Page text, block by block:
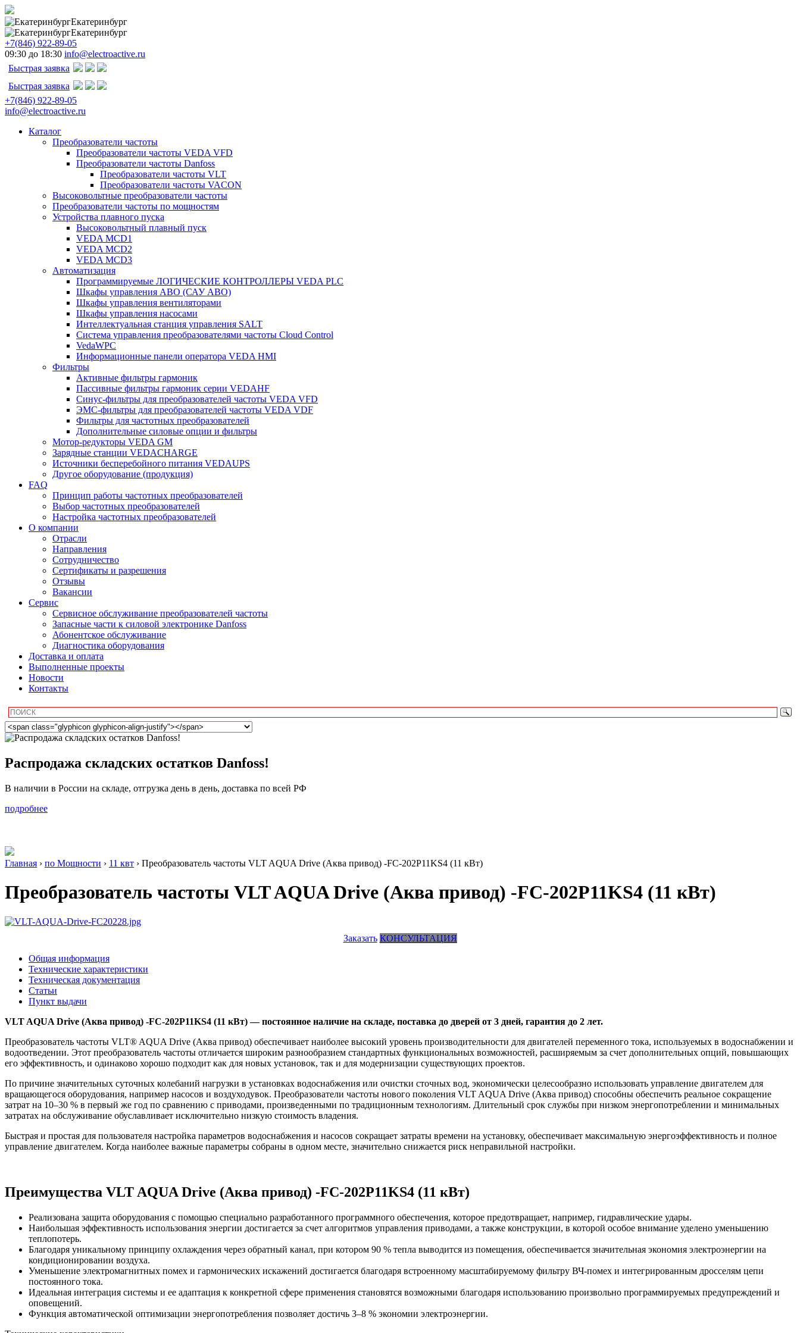
Екатеринбург
Екатеринбург
+7(846) 922-89-05
09:30 до 18:30 info@electroactive.ru
Быстрая заявка
Быстрая заявка
+7(846) 922-89-05
info@electroactive.ru
Каталог
Преобразователи частоты
Преобразователи частоты VEDA VFD
Преобразователи частоты Danfoss
Преобразователи частоты VLT
Преобразователи частоты VACON
Высоковольтные преобразователи частоты
Преобразователи частоты по мощностям
Устройства плавного пуска
Высоковольтный плавный пуск
VEDA MCD1
VEDA MCD2
VEDA MCD3
Автоматизация
Программируемые ЛОГИЧЕСКИЕ КОНТРОЛЛЕРЫ VEDA PLC
Шкафы управления АВО (САУ АВО)
Шкафы управления вентиляторами
Шкафы управления насосами
Интеллектуальная станция управления SALT
Система управления преобразователями частоты Cloud Control
VedaWPC
Информационные панели оператора VEDA HMI
Фильтры
Активные фильтры гармоник
Пассивные фильтры гармоник серии VEDAHF
Синус-фильтры для преобразователей частоты VEDA VFD
ЭМС-фильтры для преобразователей частоты VEDA VDF
Фильтры для частотных преобразователей
Дополнительные силовые опции и фильтры
Мотор-редукторы VEDA GM
Зарядные станции VEDACHARGE
Источники бесперебойного питания VEDAUPS
Другое оборудование (продукция)
FAQ
Принцип работы частотных преобразователей
Выбор частотных преобразователей
Настройка частотных преобразователей
О компании
Отрасли
Направления
Сотрудничество
Сертификаты и разрешения
Отзывы
Вакансии
Сервис
Сервисное обслуживание преобразователей частоты
Запасные части к силовой электронике Danfoss
Абонентское обслуживание
Диагностика оборудования
Доставка и оплата
Выполненные проекты
Новости
Контакты
Распродажа складских остатков Danfoss!
В наличии в России на складе, отгрузка день в день, доставка по всей РФ
подробнее
Главная › по Мощности › 11 квт › Преобразователь частоты VLT AQUA Drive (Аква привод) -FC-202P11KS4 (11 кВт)
Преобразователь частоты VLT AQUA Drive (Аква привод) -FC-202P11KS4 (11 кВт)
Заказать КОНСУЛЬТАЦИЯ
Общая информация
Технические характеристики
Техническая документация
Статьи
Пункт выдачи
VLT AQUA Drive (Аква привод) -FC-202P11KS4 (11 кВт) — постоянное наличие на складе, поставка до дверей от 3 дней, гарантия до 2 лет.
Преобразователь частоты VLT® AQUA Drive (Аква привод) обеспечивает наиболее высокий уровень производительности для двигателей переменного тока, используемых в водоснабжении и
водоотведении. Этот преобразователь частоты отличается широким разнообразием стандартных функциональных возможностей, расширяемым за счет дополнительных опций, повышающих
его эффективность, и одинаково хорошо подходит как для новых установок, так и для модернизации существующих проектов.
По причине значительных суточных колебаний нагрузки в установках водоснабжения или очистки сточных вод, экономически целесообразно использовать управление двигателем для
вращающегося оборудования, например насосов и воздуходувок. Преобразователи частоты нового поколения VLT AQUA Drive (Аква привод) способны обеспечить реальное сокращение
затрат на 10–30 % в первый же год по сравнению с приводами, произведенными по традиционным технологиям. Длительный срок службы при низком энергопотреблении и минимальных
затратах на обслуживание обуславливает исключительно низкую стоимость владения.
Быстрая и простая для пользователя настройка параметров водоснабжения и насосов сокращает затраты времени на установку, обеспечивает максимальную энергоэффективность и полное
управление двигателем. Когда наиболее важные параметры собраны в одном месте, значительно снижается риск неправильной настройки.
Преимущества VLT AQUA Drive (Аква привод) -FC-202P11KS4 (11 кВт)
Реализована защита оборудования с помощью специально разработанного программного обеспечения, которое предотвращает, например, гидравлические удары.
Наибольшая эффективность использования энергии достигается за счет алгоритмов управления приводами, а также конструкции, в которой особое внимание уделено уменьшению
теплопотерь.
Благодаря уникальному принципу охлаждения через обратный канал, при котором 90 % тепла выводится из помещения, обеспечивается значительная экономия электроэнергии на
кондиционировании воздуха.
Уменьшение электромагнитных помех и гармонических искажений достигается благодаря встроенному масштабируемому фильтру ВЧ-помех и интегрированным дросселям цепи
постоянного тока.
Идеальная интеграция системы и ее адаптация к конкретной сфере применения становятся возможными благодаря использованию произвольно программируемых предупреждений и
оповещений.
Функция автоматической оптимизации энергопотребления позволяет достичь 3–8 % экономии электроэнергии.